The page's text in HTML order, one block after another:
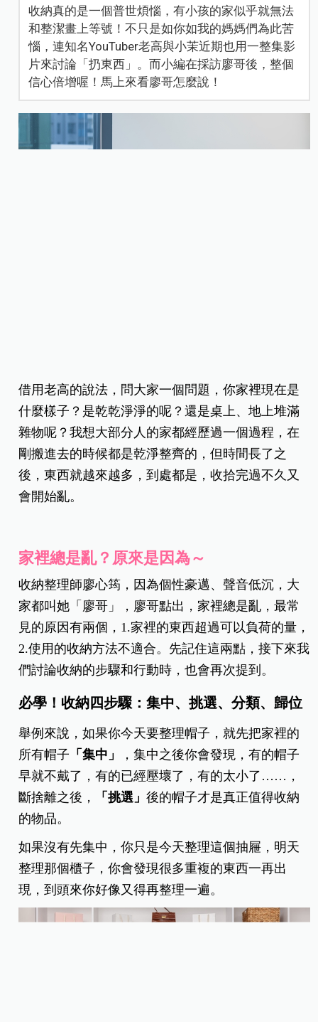
收納真的是一個普世煩惱，有小孩的家似乎就無法
和整潔畫上等號！不只是如你如我的媽媽們為此苦
惱，連知名YouTuber老高與小茉近期也用一整集影
片來討論「扔東西」。而小編在採訪廖哥後，整個
信心倍增喔！馬上來看廖哥怎麼說！
借用老高的說法，問大家一個問題，你家裡現在是
什麼樣子？是乾乾淨淨的呢？還是桌上、地上堆滿
雜物呢？我想大部分人的家都經歷過一個過程，在
剛搬進去的時候都是乾淨整齊的，但時間長了之
後，東西就越來越多，到處都是，收拾完過不久又
會開始亂。
家裡總是亂？原來是因為～
收納整理師廖心筠，因為個性豪邁、聲音低沉，大
家都叫她「廖哥」，廖哥點出，家裡總是亂，最常
見的原因有兩個，1.家裡的東西超過可以負荷的量，
2.使用的收納方法不適合。先記住這兩點，接下來我
們討論收納的步驟和行動時，也會再次提到。
必學！收納四步驟：集中、挑選、分類、歸位
舉例來說，如果你今天要整理帽子，就先把家裡的
所有帽子 「集中」
，集中之後你會發現，有的帽子
早就不戴了，有的已經壓壞了，有的太小了 …… ，
斷捨離之後，
「挑選」後的帽子才是真正值得收納
的物品。
如果沒有先集中，你只是今天整理這個抽屜，明天
整理那個櫃子，你會發現很多重複的東西一再出
現，到頭來你好像又得再整理一遍。